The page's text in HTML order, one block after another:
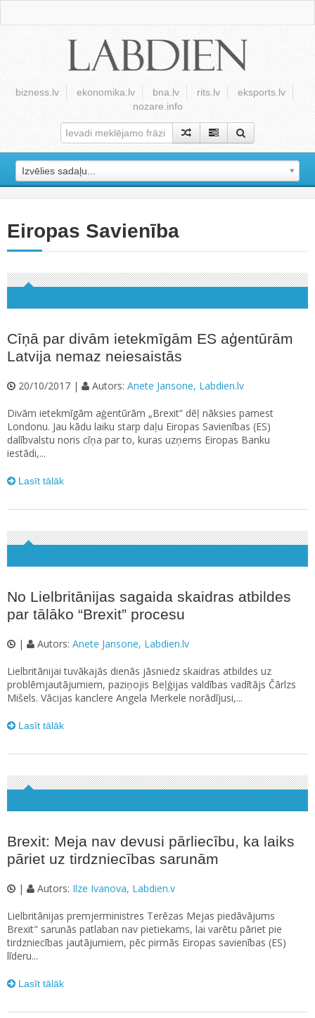
bizness.lv ekonomika.lv bna.lv rits.lv
eksports.lv
nozare.info
Izvēlies sadaļu...
Eiropas Savienība
Cīņā par divām ietekmīgām ES aģentūrām
Latvija nemaz neiesaistās
20/10/2017 | Autors: Anete Jansone, Labdien.lv
Divām ietekmīgām aģentūrām „Brexit” dēļ nāksies pamest
Londonu. Jau kādu laiku starp daļu Eiropas Savienības (ES)
dalībvalstu noris cīņa par to, kuras uzņems Eiropas Banku
iestādi,...
Lasīt tālāk
No Lielbritānijas sagaida skaidras atbildes
par tālāko “Brexit” procesu
| Autors: Anete Jansone, Labdien.lv
Lielbritānijai tuvākajās dienās jāsniedz skaidras atbildes uz
problēmjautājumiem, paziņojis Beļģijas valdības vadītājs Čārlzs
Mišels. Vācijas kanclere Angela Merkele norādījusi,...
Lasīt tālāk
Brexit: Meja nav devusi pārliecību, ka laiks
pāriet uz tirdzniecības sarunām
| Autors: Ilze Ivanova, Labdien.v
Lielbritānijas premjerministres Terēzas Mejas piedāvājums
Brexit" sarunās patlaban nav pietiekams, lai varētu pāriet pie
tirdzniecības jautājumiem, pēc pirmās Eiropas savienības (ES)
līderu...
Lasīt tālāk